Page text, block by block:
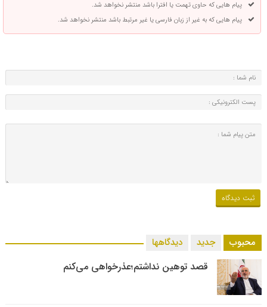
پیام هایی که حاوی تهمت یا افترا باشد منتشر نخواهد شد.
پیام هایی که به غیر از زبان فارسی یا غیر مرتبط باشد منتشر نخواهد شد.
محبوب جدید دیدگاهها
قصد توهین نداشتم؛عذرخواهی می‌کنم